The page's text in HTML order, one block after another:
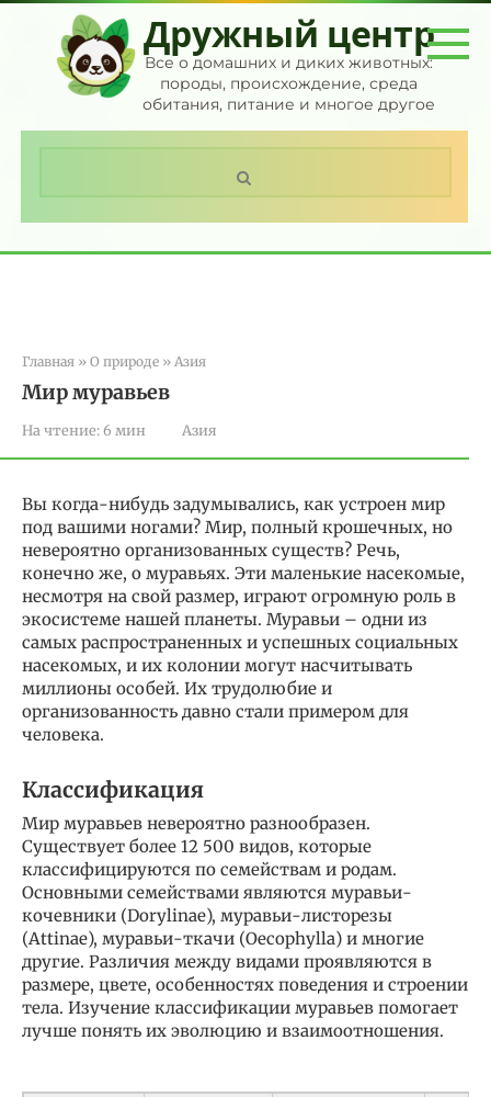
Перейти
контенту
Дружный центр
Все о домашних и диких животных:
породы, происхождение, среда
обитания, питание и многое другое
Главная » О природе » Азия
Мир муравьев
На чтение:6 мин Азия
Вы когда-нибудь задумывались, как устроен мир
под вашими ногами? Мир, полный крошечных, но
невероятно организованных существ? Речь,
конечно же, о муравьях. Эти маленькие насекомые,
несмотря на свой размер, играют огромную роль в
экосистеме нашей планеты. Муравьи – одни из
самых распространенных и успешных социальных
насекомых, и их колонии могут насчитывать
миллионы особей. Их трудолюбие и
организованность давно стали примером для
человека.
Классификация
Мир муравьев невероятно разнообразен.
Существует более 12 500 видов, которые
классифицируются по семействам и родам.
Основными семействами являются муравьи-
кочевники (Dorylinae), муравьи-листорезы
(Attinae), муравьи-ткачи (Oecophylla) и многие
другие. Различия между видами проявляются в
размере, цвете, особенностях поведения и строении
тела. Изучение классификации муравьев помогает
лучше понять их эволюцию и взаимоотношения.